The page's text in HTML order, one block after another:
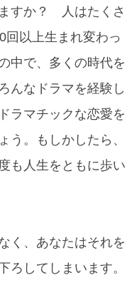
すか？ 人はたくさ
回以上生まれ変わっ
中で、多くの時代を
んなドラマを経験し
ラマチックな恋愛を
う。もしかしたら、
も人生をともに歩い
く、あなたはそれを
ろしてしまいます。